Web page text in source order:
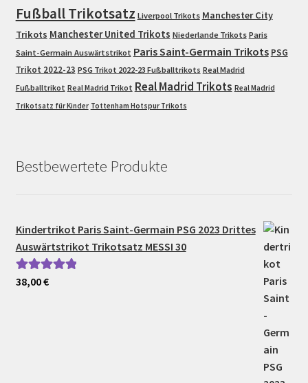
Fußball Trikotsatz Liverpool Trikots Manchester City
Trikots Manchester United Trikots Niederlande Trikots Paris
Saint-Germain Auswärtstrikot Paris Saint-Germain Trikots PSG
Trikot 2022-23 PSG Trikot 2022-23 Fußballtrikots Real Madrid
Fußballtrikot Real Madrid Trikot Real Madrid Trikots Real Madrid
Trikotsatz für Kinder Tottenham Hotspur Trikots
Bestbewertete Produkte
Kindertrikot Paris Saint-Germain PSG 2023 Drittes
Auswärtstrikot Trikotsatz MESSI 30
Bewertet mit
38,00€